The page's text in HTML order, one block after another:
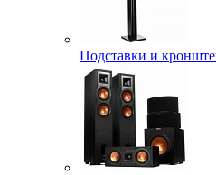
Подставки и